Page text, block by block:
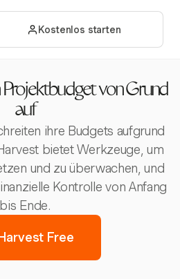
Kostenlos starten
Projektbudget von Grund
auf
ihre Budgets aufgrund
bietet Werkzeuge, um
und zu überwachen, und
Kontrolle von Anfang
bis Ende.
Free